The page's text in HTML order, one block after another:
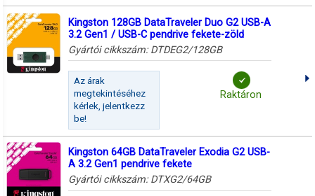
Kingston 128GB DataTraveler Duo G2 USB-A
3.2 Gen1 / USB-C pendrive fekete-zöld
Gyártói cikkszám: DTDEG2/128GB
Az árak
megtekintéséhez
kérlek, jelentkezz
be!
Raktáron
Kingston 64GB DataTraveler Exodia G2 USB-
A 3.2 Gen1 pendrive fekete
Gyártói cikkszám: DTXG2/64GB